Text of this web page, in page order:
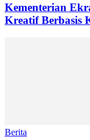
Kementerian
Kreatif Berbasis
Berita